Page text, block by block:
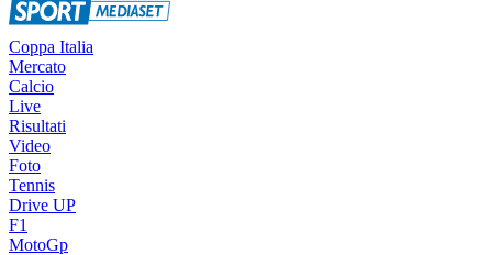
Coppa Italia
Mercato
Calcio
Live
Risultati
Video
Foto
Tennis
Drive UP
F1
MotoGp